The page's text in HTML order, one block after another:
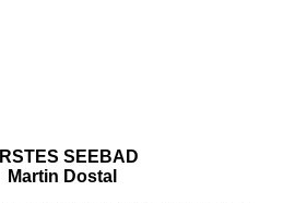
SEEBAD
Martin Dostal